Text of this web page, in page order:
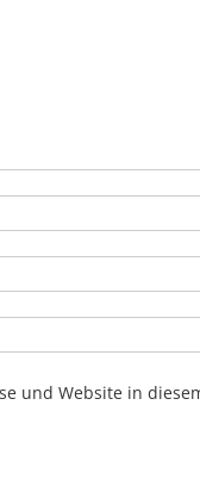
und Website in